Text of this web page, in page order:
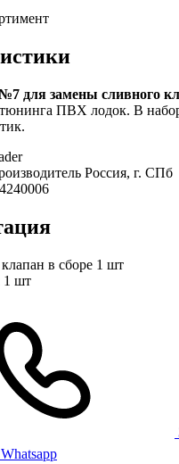
для замены сливного
ПВХ лодок. В
Россия, г. СПб
4240006
в сборе 1 шт
1 шт